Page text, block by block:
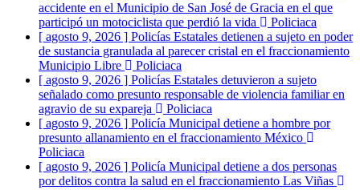
accidente en el Municipio de San José de Gracia en el que
participó un motociclista que perdió la vida
Policiaca
[ agosto 9, 2026 ] Policías Estatales detienen a sujeto en poder
de sustancia granulada al parecer cristal en el fraccionamiento
Municipio Libre
Policiaca
[ agosto 9, 2026 ] Policías Estatales detuvieron a sujeto
señalado como presunto responsable de violencia familiar en
agravio de su expareja
Policiaca
[ agosto 9, 2026 ] Policía Municipal detiene a hombre por
presunto allanamiento en el fraccionamiento México
Policiaca
[ agosto 9, 2026 ] Policía Municipal detiene a dos personas
por delitos contra la salud en el fraccionamiento Las Viñas